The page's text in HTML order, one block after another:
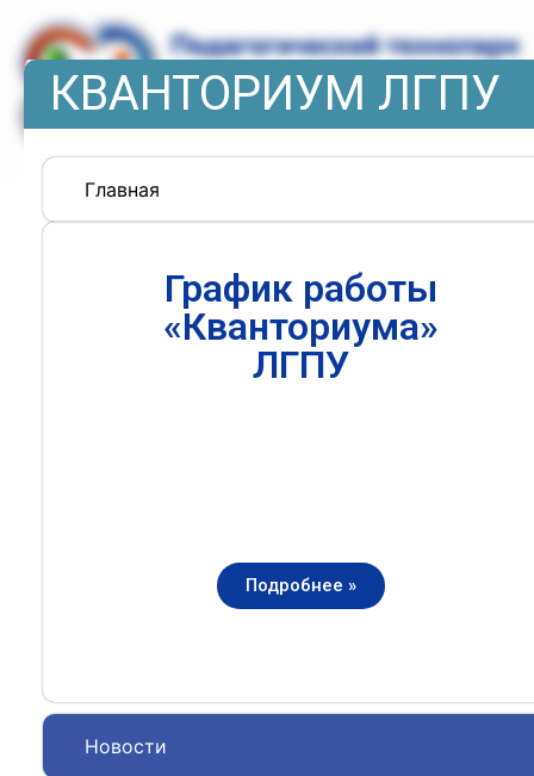
КВАНТОРИУМ ЛГПУ
Главная
Новости
График работы
«Кванториума»
ЛГПУ
Подробнее »